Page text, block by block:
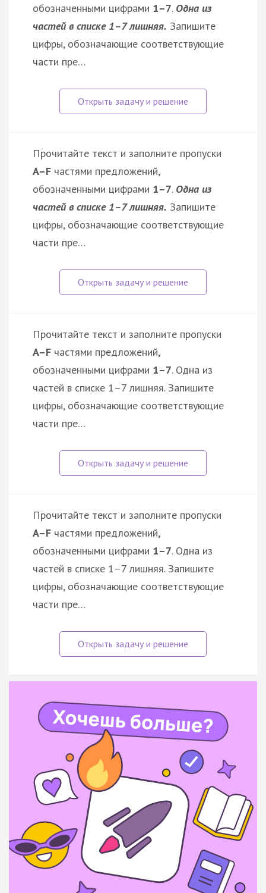
обозначенными цифрами 1–7. Одна из
частей в списке 1–7 лишняя. Запишите
цифры, обозначающие соответствующие
части пре…
Прочитайте текст и заполните пропуски
A–F частями предложений,
обозначенными цифрами 1–7. Одна из
частей в списке 1–7 лишняя. Запишите
цифры, обозначающие соответствующие
части пре…
Прочитайте текст и заполните пропуски
A–F частями предложений,
обозначенными цифрами 1–7. Одна из
частей в списке 1–7 лишняя. Запишите
цифры, обозначающие соответствующие
части пре…
Прочитайте текст и заполните пропуски
A–F частями предложений,
обозначенными цифрами 1–7. Одна из
частей в списке 1–7 лишняя. Запишите
цифры, обозначающие соответствующие
части пре…